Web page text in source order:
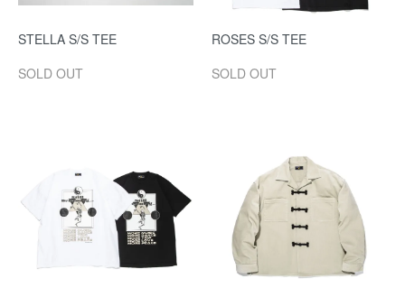
STELLA S/S TEE
SOLD OUT
ROSES S/S TEE
SOLD OUT